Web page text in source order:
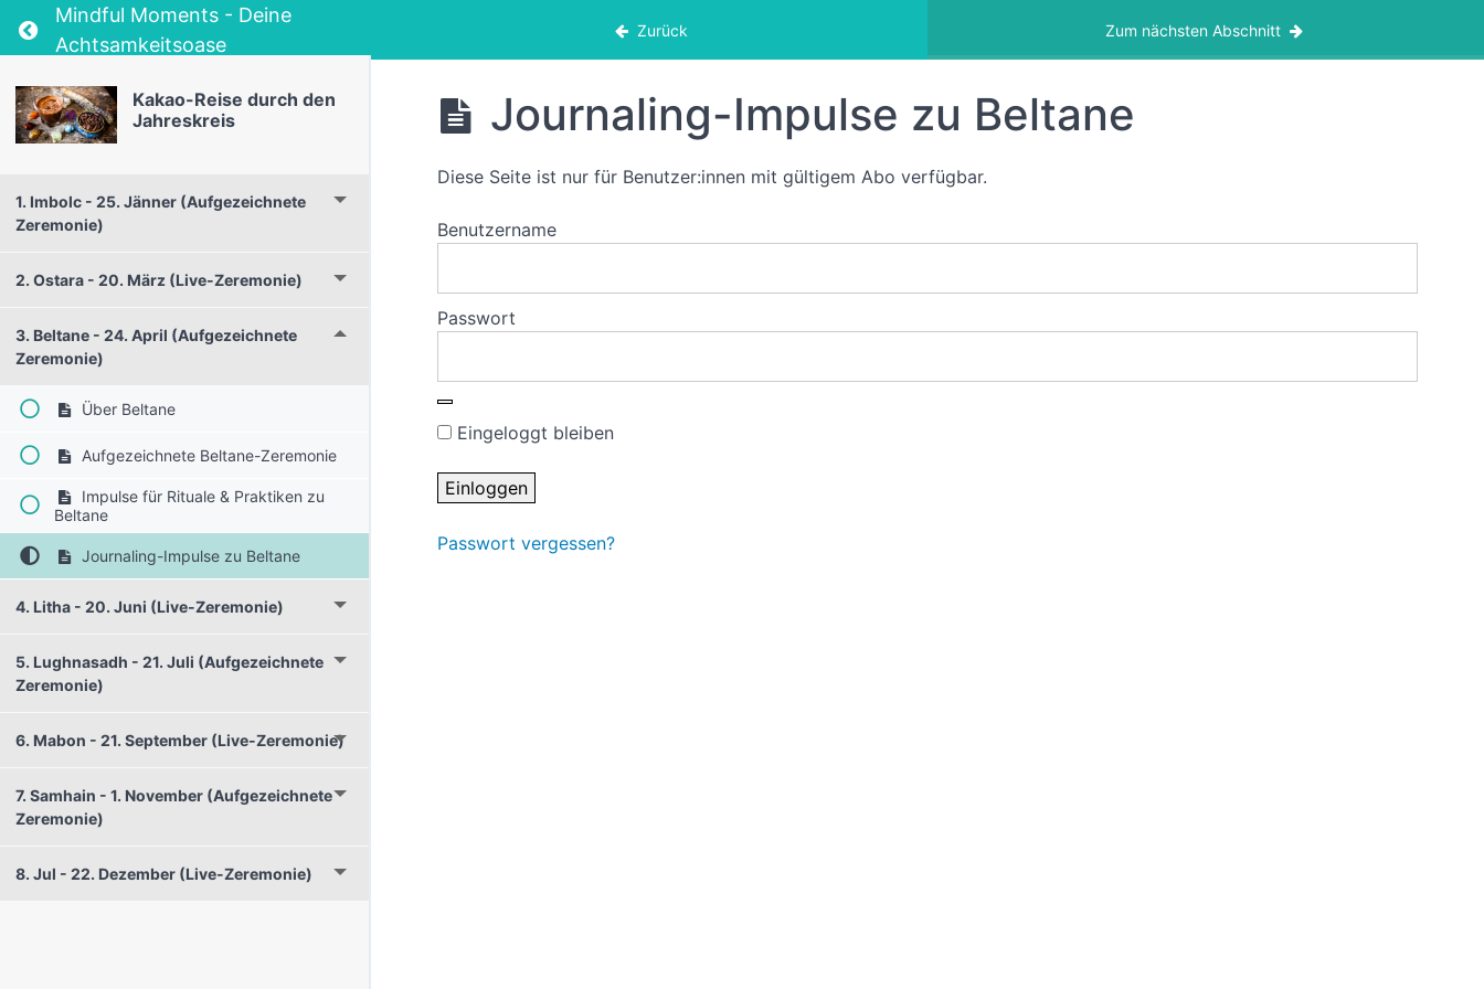
Return to course: Kakao-Reise durch den Jahreskreis
Mindful Moments - Deine
Achtsamkeitsoase
Zurück Zum nächsten Abschnitt
Kakao-Reise durch den
Jahreskreis
1. Imbolc - 25. Jänner (Aufgezeichnete
Zeremonie)
2. Ostara - 20. März (Live-Zeremonie)
3. Beltane - 24. April (Aufgezeichnete
Zeremonie)
Über Beltane
Aufgezeichnete Beltane-Zeremonie
Impulse für Rituale & Praktiken zu
Beltane
Journaling-Impulse zu Beltane
4. Litha - 20. Juni (Live-Zeremonie)
5. Lughnasadh - 21. Juli (Aufgezeichnete
Zeremonie)
6. Mabon - 21. September (Live-Zeremonie)
7. Samhain - 1. November (Aufgezeichnete
Zeremonie)
8. Jul - 22. Dezember (Live-Zeremonie)
Journaling-Impulse zu Beltane
Diese Seite ist nur für Benutzer:innen mit gültigem Abo verfügbar.
Benutzername
Passwort
Eingeloggt bleiben
Passwort vergessen?